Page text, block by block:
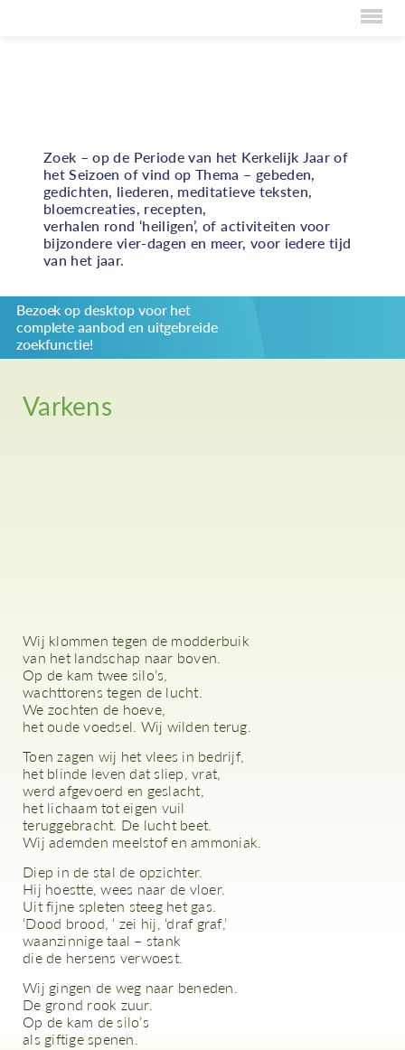
Over Vieren
Over Eten
Over Activiteiten
Inzenden
Over ons
Privacybeleid
Redactiestatuut
log in
Zoek – op de Periode van het Kerkelijk Jaar of
het Seizoen of vind op Thema – gebeden,
gedichten, liederen, meditatieve teksten,
bloemcreaties, recepten,
verhalen rond ‘heiligen’, of activiteiten voor
bijzondere vier-dagen en meer, voor iedere tijd
van het jaar.
Bezoek op desktop voor het
complete aanbod en uitgebreide
zoekfunctie!
Varkens
Wij klommen tegen de modderbuik
van het landschap naar boven.
Op de kam twee silo’s,
wachttorens tegen de lucht.
We zochten de hoeve,
het oude voedsel. Wij wilden terug.
Toen zagen wij het vlees in bedrijf,
het blinde leven dat sliep, vrat,
werd afgevoerd en geslacht,
het lichaam tot eigen vuil
teruggebracht. De lucht beet.
Wij ademden meelstof en ammoniak.
Diep in de stal de opzichter.
Hij hoestte, wees naar de vloer.
Uit fijne spleten steeg het gas.
‘Dood brood, ‘ zei hij, ‘draf graf,’
waanzinnige taal – stank
die de hersens verwoest.
Wij gingen de weg naar beneden.
De grond rook zuur.
Op de kam de silo’s
als giftige spenen.